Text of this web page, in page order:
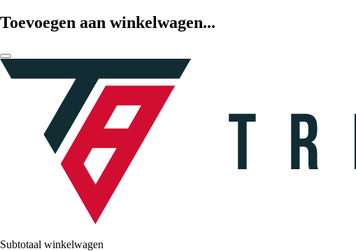
Toevoegen aan winkelwagen...
Subtotaal winkelwagen